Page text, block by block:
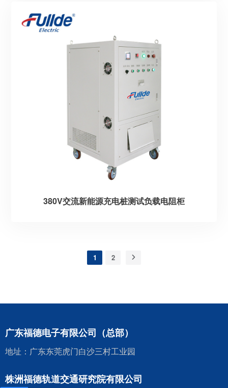
380V交流新能源充电桩测试负载电阻柜
1 2
广东福德电子有限公司（总部）
地址：广东东莞虎门白沙三村工业园
株洲福德轨道交通研究院有限公司